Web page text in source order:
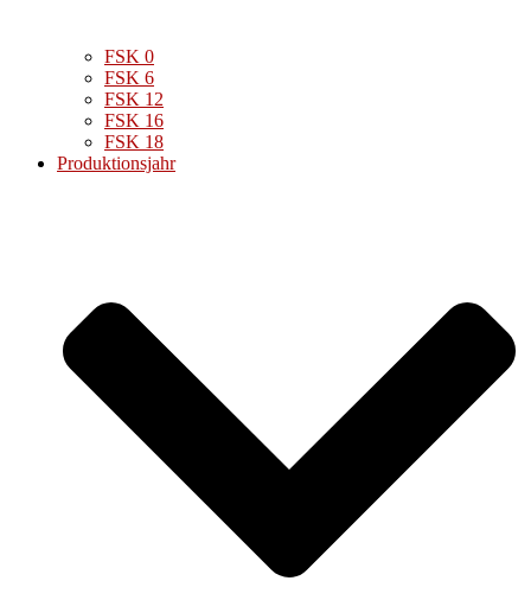
FSK 0
FSK 6
FSK 12
FSK 16
FSK 18
Produktionsjahr